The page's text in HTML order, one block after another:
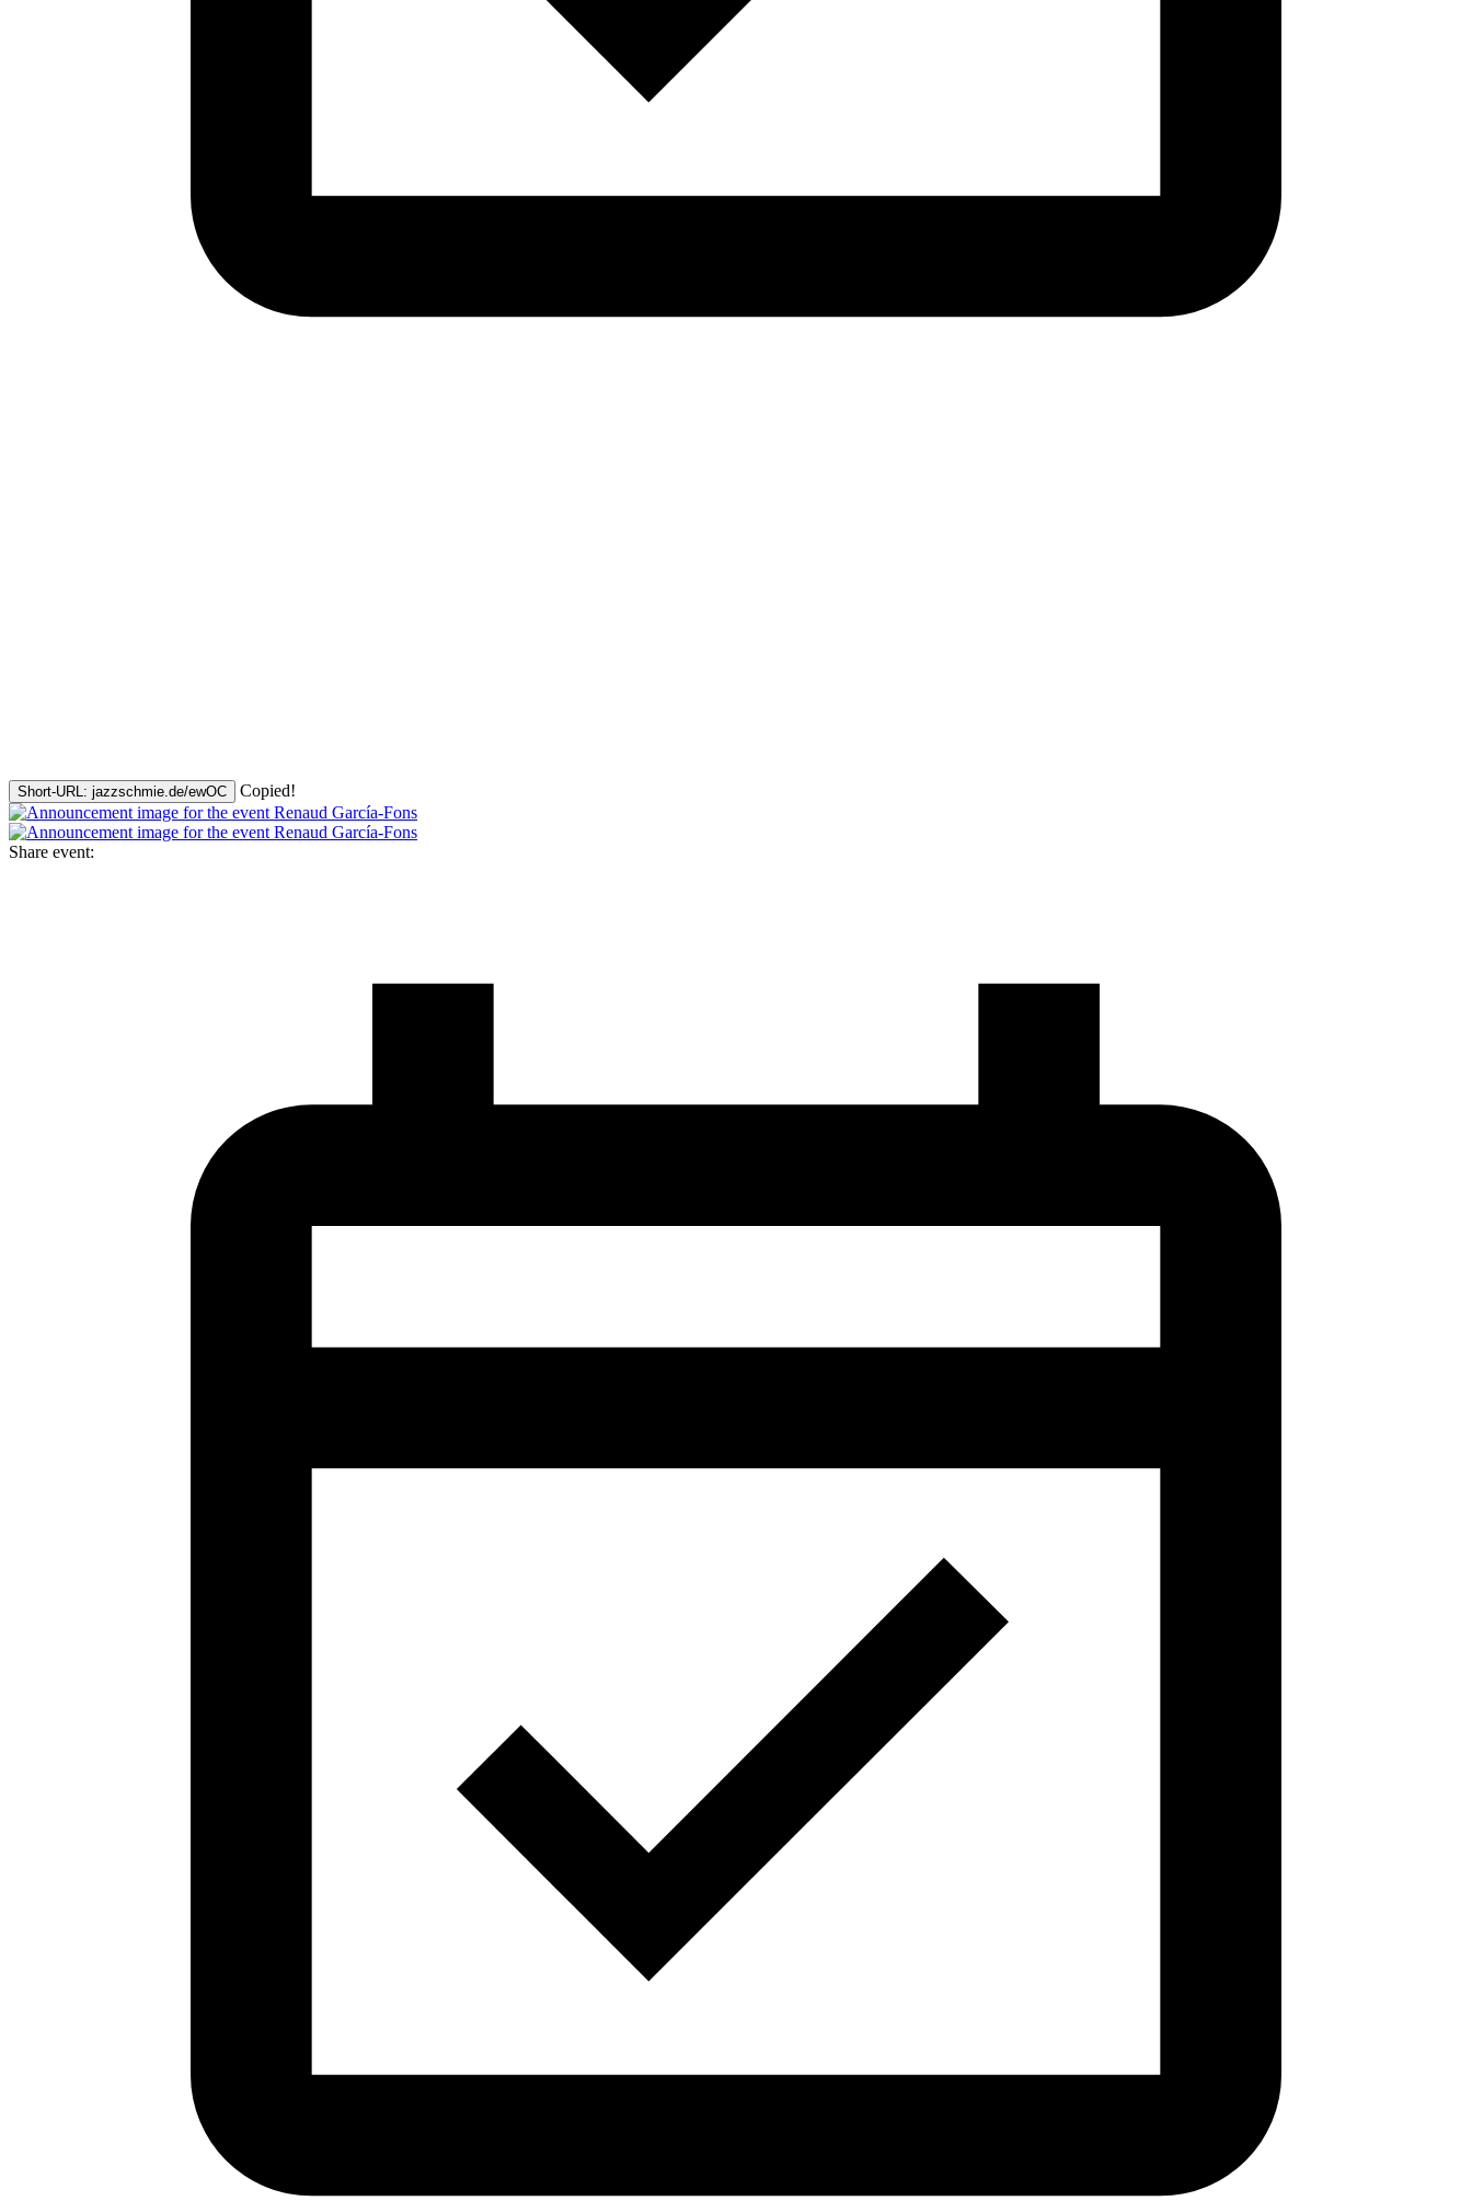
Short-URL: jazzschmie.de/ewOC Copied!
Share event: